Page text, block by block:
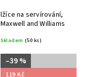
lžíce na servírování,
Maxwell and Williams
Skladem (50 ks)
–39 %
119 Kč